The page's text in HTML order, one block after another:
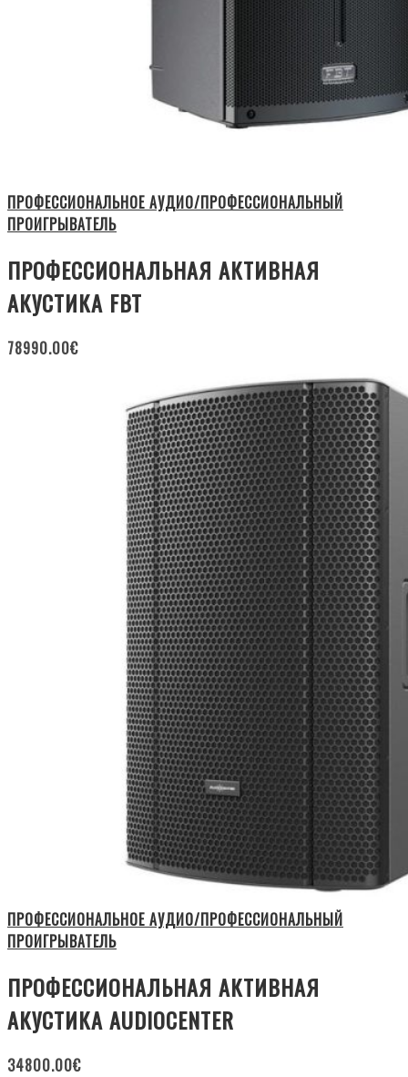
ПРОФЕССИОНАЛЬНОЕ АУДИО/ПРОФЕССИОНАЛЬНЫЙ
ПРОИГРЫВАТЕЛЬ
ПРОФЕССИОНАЛЬНАЯ АКТИВНАЯ
АКУСТИКА FBT
78990.00€
ПРОФЕССИОНАЛЬНОЕ АУДИО/ПРОФЕССИОНАЛЬНЫЙ
ПРОИГРЫВАТЕЛЬ
ПРОФЕССИОНАЛЬНАЯ АКТИВНАЯ
АКУСТИКА AUDIOCENTER
34800.00€